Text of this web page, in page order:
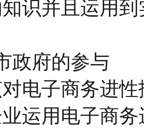
识并且运用
政府的参与
电子商务进
运用电子商